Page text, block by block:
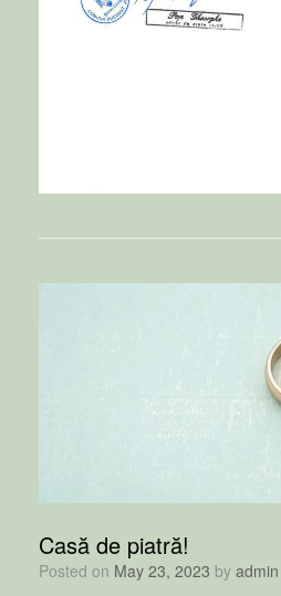
Casă de piatră!
Posted on May 23, 2023 by admin